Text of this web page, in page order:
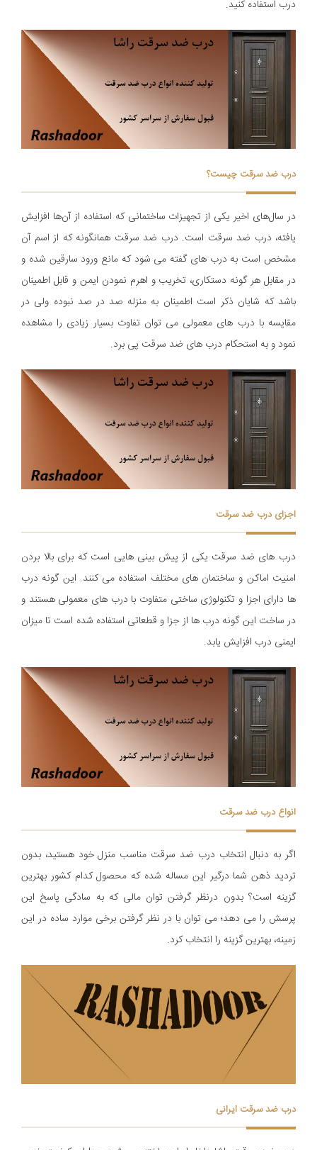
درب استفاده کنید.
درب ضد سرقت چیست؟
در سال‌های اخیر یکی از تجهیزات ساختمانی که استفاده از آن‌ها افزایش
یافته، درب ضد سرقت است. درب ضد سرقت همانگونه که از اسم آن
مشخص است به درب های گفته می شود که مانع ورود سارقین شده و
در مقابل هر گونه دستکاری، تخریب و اهرم نمودن ایمن و قابل اطمینان
باشد که شایان ذکر است اطمینان به منزله صد در صد نبوده ولی در
مقایسه با درب های معمولی می توان تفاوت بسیار زیادی را مشاهده
نمود و به استحکام درب های ضد سرقت پی برد.
اجزای درب ضد سرقت
درب های ضد سرقت یکی از پیش بینی هایی است که برای بالا بردن
امنیت اماکن و ساختمان های مختلف استفاده می کنند. این گونه درب
ها دارای اجزا و تکنولوژی ساختی متفاوت با درب های معمولی هستند و
در ساخت این گونه درب ها از جزا و قطعاتی استفاده شده است تا میزان
ایمنی درب افزایش یابد.
انواع درب ضد سرقت
اگر به دنبال انتخاب درب ضد سرقت مناسب منزل خود هستید، بدون
تردید ذهن شما درگیر این مساله شده که محصول کدام کشور بهترین
گزینه است؟ بدون درنظر گرفتن توان مالی که به سادگی پاسخ این
پرسش را می دهد؛ می توان با در نظر گرفتن برخی موارد ساده در این
زمینه، بهترین گزینه را انتخاب کرد.
درب ضد سرقت ایرانی